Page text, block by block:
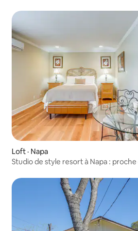
Loft · Napa
Studio de style resort à Napa :